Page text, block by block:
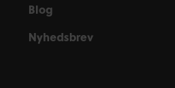
Blog
Nyhedsbrev